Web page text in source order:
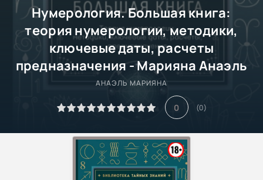
Нумерология. Большая книга:
теория нумерологии, методики,
ключевые даты, расчеты
предназначения - Марияна Анаэль
АНАЭЛЬ МАРИЯНА
0 (0)